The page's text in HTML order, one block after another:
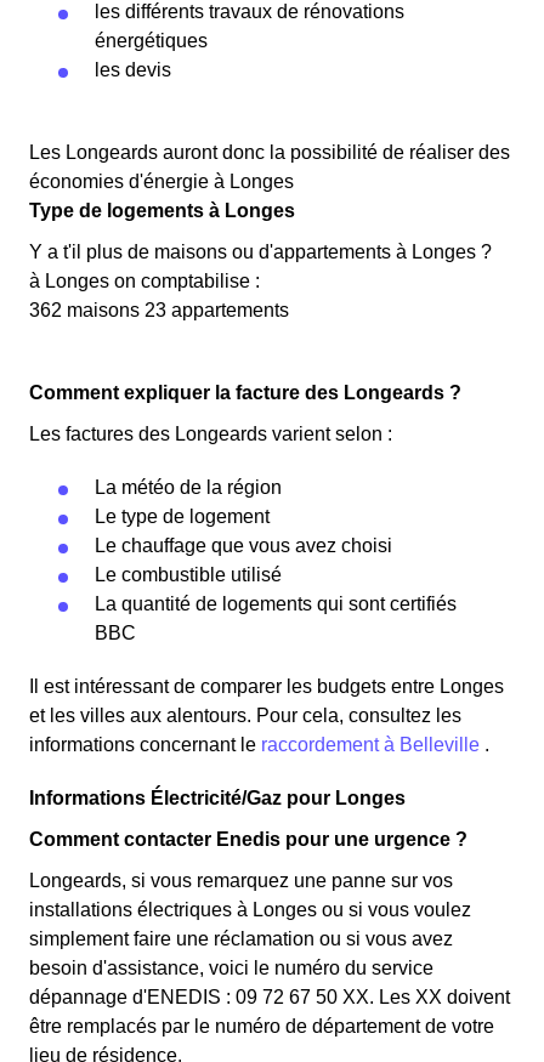
les différents travaux de rénovations
énergétiques
les devis
Les Longeards auront donc la possibilité de réaliser des
économies d'énergie à Longes
Type de logements à Longes
Y a t'il plus de maisons ou d'appartements à Longes ?
à Longes on comptabilise :
362 maisons 23 appartements
Comment expliquer la facture des Longeards ?
Les factures des Longeards varient selon :
La météo de la région
Le type de logement
Le chauffage que vous avez choisi
Le combustible utilisé
La quantité de logements qui sont certifiés
BBC
Il est intéressant de comparer les budgets entre Longes
et les villes aux alentours. Pour cela, consultez les
informations concernant le raccordement à Belleville .
Informations Électricité/Gaz pour Longes
Comment contacter Enedis pour une urgence ?
Longeards, si vous remarquez une panne sur vos
installations électriques à Longes ou si vous voulez
simplement faire une réclamation ou si vous avez
besoin d'assistance, voici le numéro du service
dépannage d'ENEDIS : 09 72 67 50 XX. Les XX doivent
être remplacés par le numéro de département de votre
lieu de résidence.